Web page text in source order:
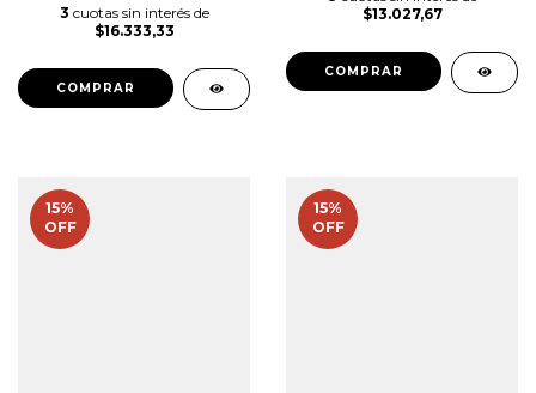
3 cuotas sin interés de
$16.333,33
COMPRAR
$13.027,67
COMPRAR
15%
OFF
15%
OFF